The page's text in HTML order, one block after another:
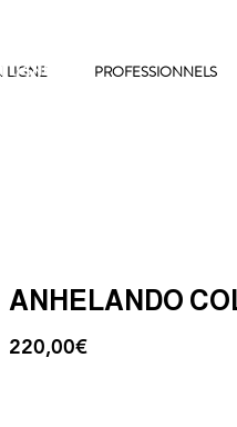
LIGNE PROFESSIONNELS
LIGNE
ANHELANDO
220,00€